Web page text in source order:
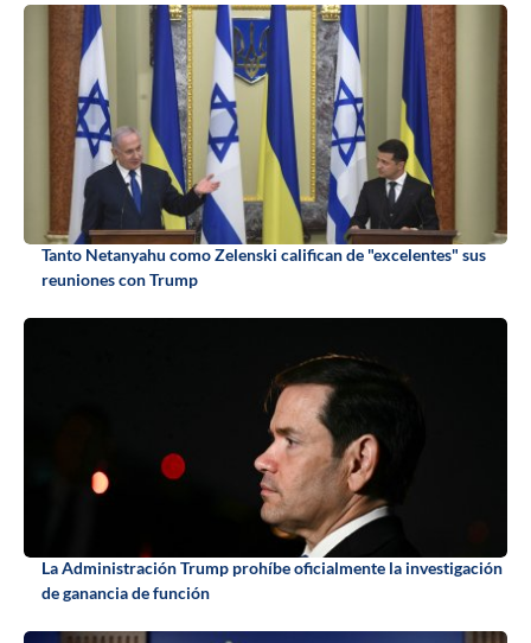
Tanto Netanyahu como Zelenski califican de "excelentes" sus
reuniones con Trump
La Administración Trump prohíbe oficialmente la investigación
de ganancia de función